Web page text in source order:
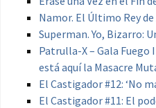
Namor. El Último Rey
Superman. Yo, Bizarro:
Patrulla-X – Gala Fuego
está aquí la Masacre
El Castigador #12: ‘No
El Castigador #11: El